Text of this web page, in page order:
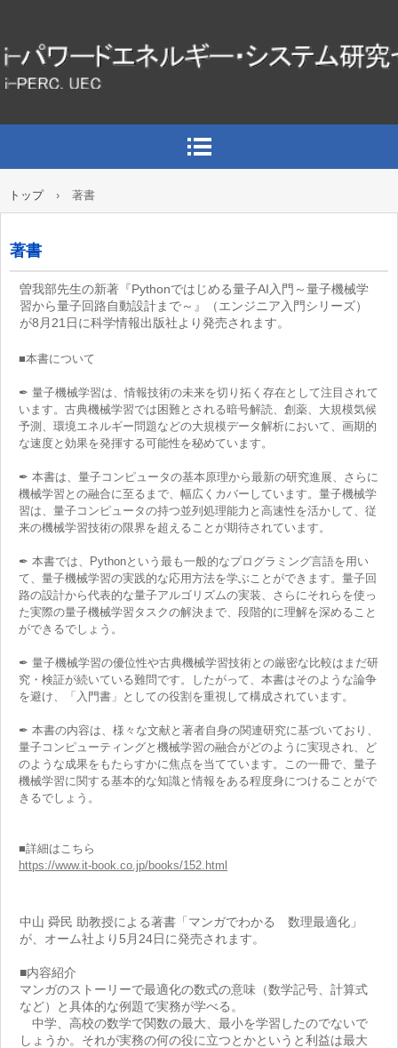
トップ › 著書
著書
曽我部先生の新著『Pythonではじめる量子AI入門～量子機械学
習から量子回路自動設計まで～』（エンジニア入門シリーズ）
が8月21日に科学情報出版社より発売されます。
■本書について
✒ 量子機械学習は、情報技術の未来を切り拓く存在として注目されて
います。古典機械学習では困難とされる暗号解読、創薬、大規模気候
予測、環境エネルギー問題などの大規模データ解析において、画期的
な速度と効果を発揮する可能性を秘めています。
✒ 本書は、量子コンピュータの基本原理から最新の研究進展、さらに
機械学習との融合に至るまで、幅広くカバーしています。量子機械学
習は、量子コンピュータの持つ並列処理能力と高速性を活かして、従
来の機械学習技術の限界を超えることが期待されています。
✒ 本書では、Pythonという最も一般的なプログラミング言語を用い
て、量子機械学習の実践的な応用方法を学ぶことができます。量子回
路の設計から代表的な量子アルゴリズムの実装、さらにそれらを使っ
た実際の量子機械学習タスクの解決まで、段階的に理解を深めること
ができるでしょう。
✒ 量子機械学習の優位性や古典機械学習技術との厳密な比較はまだ研
究・検証が続いている難問です。したがって、本書はそのような論争
を避け、「入門書」としての役割を重視して構成されています。
✒ 本書の内容は、様々な文献と著者自身の関連研究に基づいており、
量子コンピューティングと機械学習の融合がどのように実現され、ど
のような成果をもたらすかに焦点を当てています。この一冊で、量子
機械学習に関する基本的な知識と情報をある程度身につけることがで
きるでしょう。
■詳細はこちら
https://www.it-book.co.jp/books/152.html
中山 舜民 助教授による著書「マンガでわかる 数理最適化」
が、オーム社より5月24日に発売されます。
■内容紹介
マンガのストーリーで最適化の数式の意味（数学記号、計算式
など）と具体的な例題で実務が学べる。
中学、高校の数学で関数の最大、最小を学習したのでないで
しょうか。それが実務の何の役に立つとかというと利益は最大